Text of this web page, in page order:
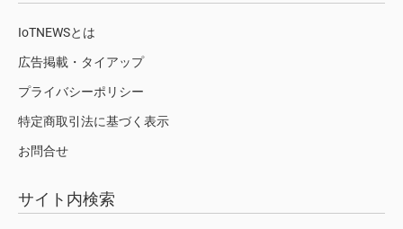
IoTNEWSとは
広告掲載・タイアップ
プライバシーポリシー
特定商取引法に基づく表示
お問合せ
サイト内検索